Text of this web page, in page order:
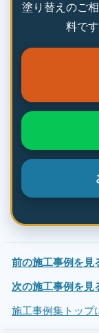
塗り替えのご
料で
前の施工事例を見
次の施工事例を見
施工事例集トップ